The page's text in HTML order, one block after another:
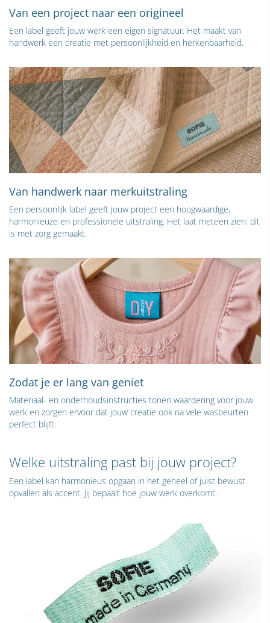
Van een project naar een origineel
Een label geeft jouw werk een eigen signatuur. Het maakt van
handwerk een creatie met persoonlijkheid en herkenbaarheid.
Van handwerk naar merkuitstraling
Een persoonlijk label geeft jouw project een hoogwaardige,
harmonieuze en professionele uitstraling. Het laat meteen zien: dit
is met zorg gemaakt.
Zodat je er lang van geniet
Materiaal- en onderhoudsinstructies tonen waardering voor jouw
werk en zorgen ervoor dat jouw creatie ook na vele wasbeurten
perfect blijft.
Welke uitstraling past bij jouw project?
Een label kan harmonieus opgaan in het geheel of juist bewust
opvallen als accent. Jij bepaalt hoe jouw werk overkomt.